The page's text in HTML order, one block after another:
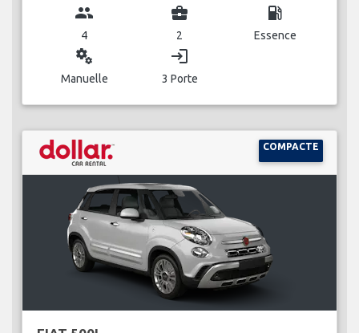
group
4
business_center
2
local_gas_station
Essence
miscellaneous_services
Manuelle
login
3 Porte
COMPACTE